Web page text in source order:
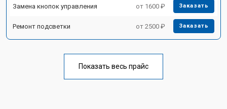
Замена кнопок управления от 1600 ₽ Заказать
Ремонт подсветки от 2500 ₽ Заказать
Показать весь прайс